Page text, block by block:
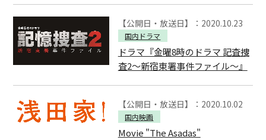
【公開日・放送日】：2020.10.23
国内ドラマ
ドラマ『金曜8時のドラマ 記査捜
査2～新宿東署事件ファイル～』
【公開日・放送日】：2020.10.02
国内映画
Movie "The Asadas"